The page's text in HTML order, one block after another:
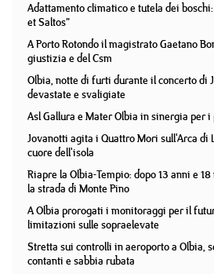
Adattamento climatico e tutela dei
et Saltos”
A Porto Rotondo il magistrato Gaetano
giustizia e del Csm
Olbia, notte di furti durante il concerto di
devastate e svaligiate
Asl Gallura e Mater Olbia in sinergia per
Jovanotti agita i Quattro Mori sull'Arca di
cuore dell'isola
Riapre la Olbia-Tempio: dopo 13 anni e
la strada di Monte Pino
A Olbia prorogati i monitoraggi per il
limitazioni sulle sopraelevate
Stretta sui controlli in aeroporto a Olbia,
contanti e sabbia rubata